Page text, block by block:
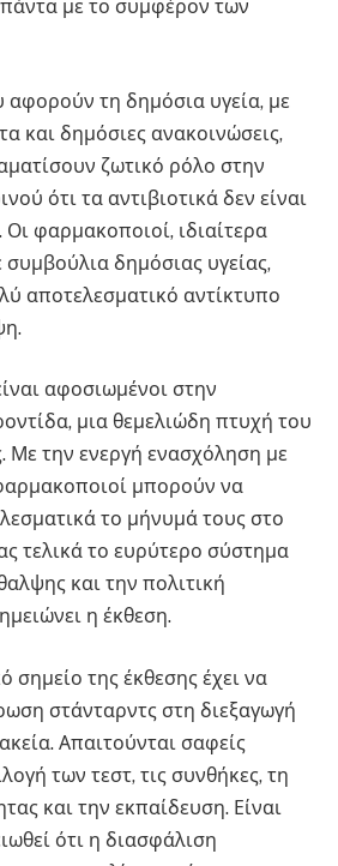
με το συμφέρον των
αφορούν τη δημόσια υγεία, με
και δημόσιες ανακοινώσεις,
ζωτικό ρόλο στην
ότι τα αντιβιοτικά δεν είναι
φαρμακοποιοί, ιδιαίτερα
δημόσιας υγείας,
αποτελεσματικό αντίκτυπο
αφοσιωμένοι στην
μια θεμελιώδη πτυχή του
Με την ενεργή ενασχόληση με
μπορούν να
το μήνυμά τους στο
τελικά το ευρύτερο σύστημα
και την πολιτική
η έκθεση.
σημείο της έκθεσης έχει να
στάνταρντς στη διεξαγωγή
Απαιτούνται σαφείς
των τεστ, τις συνθήκες, τη
και την εκπαίδευση. Είναι
ότι η διασφάλιση